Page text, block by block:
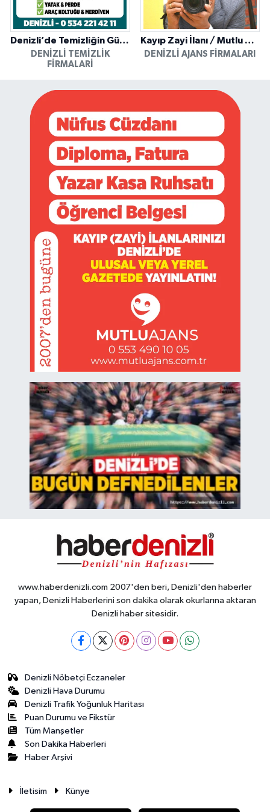
Denizli’de Temizliğin Güvenilir Adresi: Özkan Yerinde Yıkama
DENIZLI TEMIZLIK
FIRMALARI
Kayıp Zayi İlanı / Mutlu Ajans / Denizli
DENIZLI AJANS FIRMALARI
www.haberdenizli.com 2007'den beri, Denizli'den haberler
yapan, Denizli Haberlerini son dakika olarak okurlarına aktaran
Denizli haber sitesidir.
Denizli Nöbetçi Eczaneler
Denizli Hava Durumu
Denizli Trafik Yoğunluk Haritası
Puan Durumu ve Fikstür
Tüm Manşetler
Son Dakika Haberleri
Haber Arşivi
İletisim Künye